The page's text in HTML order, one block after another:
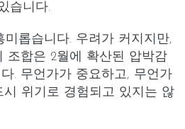
습니다.
미롭습니다. 우려가 커지지만,
조합은 2월에 확산된 압박감
. 무언가가 중요하고, 무언가
시 위기로 경험되고 있지는 않